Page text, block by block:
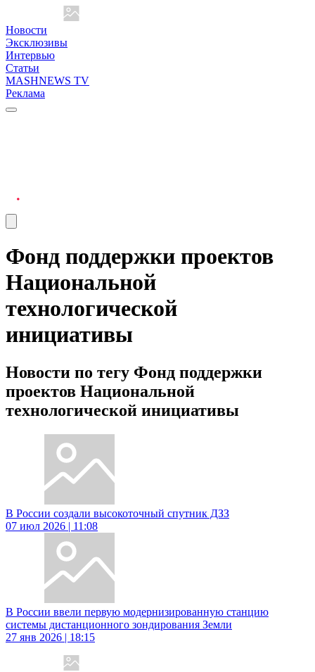
Новости
Эксклюзивы
Интервью
Статьи
MASHNEWS TV
Реклама
Фонд поддержки проектов
Национальной
технологической
инициативы
Новости по тегу Фонд поддержки
проектов Национальной
технологической инициативы
В России создали высокоточный спутник ДЗЗ
07 июл 2026 | 11:08
В России ввели первую модернизированную станцию
системы дистанционного зондирования Земли
27 янв 2026 | 18:15